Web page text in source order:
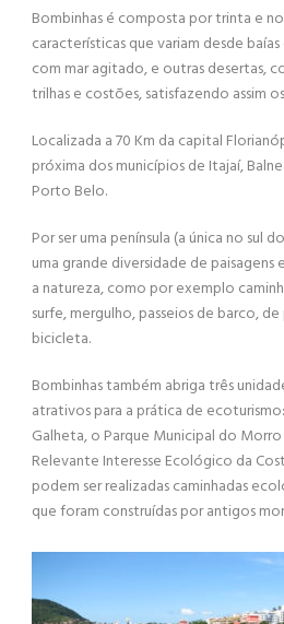
Bombinhas é composta por trinta e
características que variam desde
com mar agitado, e outras desertas,
trilhas e costões, satisfazendo assim
Localizada a 70 Km da capital
próxima dos municípios de Itajaí,
Porto Belo.
Por ser uma península (a única no sul
uma grande diversidade de
a natureza, como por exemplo
surfe, mergulho, passeios de barco,
bicicleta.
Bombinhas também abriga três
atrativos para a prática de
Galheta, o Parque Municipal do
Relevante Interesse Ecológico da
podem ser realizadas caminhadas
que foram construídas por antigos